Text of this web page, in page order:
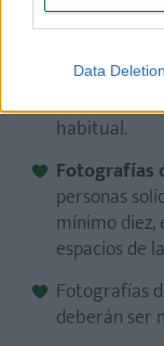
Data Deletion
Certificado
la
que
habitual.
Fotografías
personas
mínimo diez,
espacios de
Fotografías
deberán ser